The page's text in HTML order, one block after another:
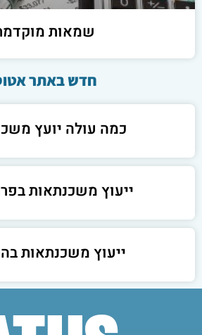
שמאות
חדש באתר
כמה עולה יועץ
ייעוץ משכנתאות
ייעוץ משכנתאות